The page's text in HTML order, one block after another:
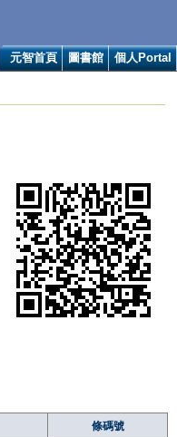
元智首頁 圖書館 個人Portal
條碼號